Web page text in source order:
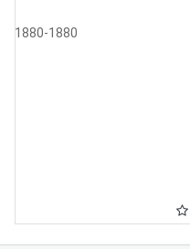
1880-1880